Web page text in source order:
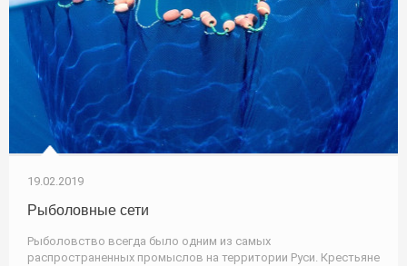
19.02.2019
Рыболовные сети
Рыболовство всегда было одним из самых
распространенных промыслов на территории Руси. Крестьяне